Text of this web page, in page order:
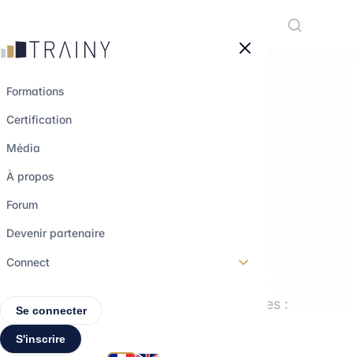
Formations
Certification
Média
À propos
Forum
Devenir partenaire
Connect
Se connecter
S'inscrire
Comprendre les
Explorer les
parcours.
Interviews, formations, décryptages :
tout pour construire ton projet
professionnel.